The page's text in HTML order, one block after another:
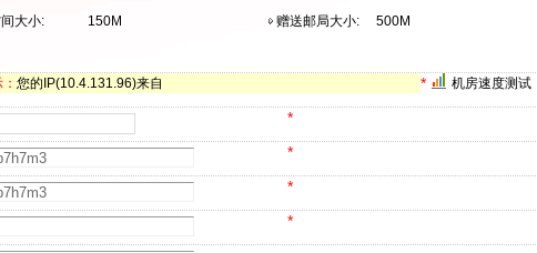
大小: 150M 赠送邮局大小: 500M
您的IP(10.4.131.96)来自 * 机房速度测试
*
*
*
*